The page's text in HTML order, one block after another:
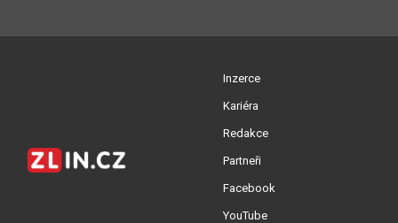
Inzerce
Kariéra
Redakce
Partneři
Facebook
YouTube